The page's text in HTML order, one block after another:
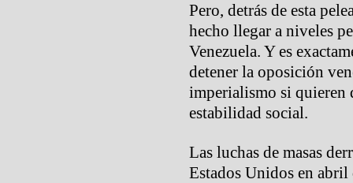
Pero, detrás de esta
hecho llegar a niveles
Venezuela. Y es
detener la oposición
imperialismo si quieren
estabilidad social.
Las luchas de masas
Estados Unidos en